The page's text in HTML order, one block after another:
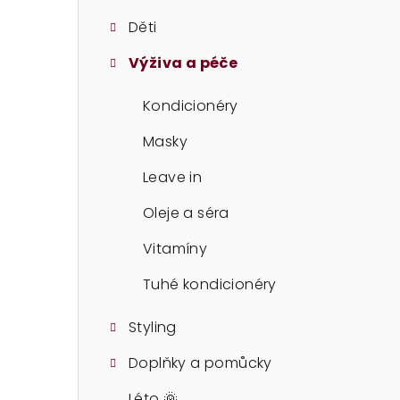
Děti
Výživa a péče
Kondicionéry
Masky
Leave in
Oleje a séra
Vitamíny
Tuhé kondicionéry
Styling
Doplňky a pomůcky